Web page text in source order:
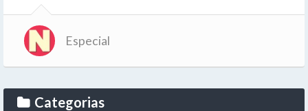
Especial
Categorias